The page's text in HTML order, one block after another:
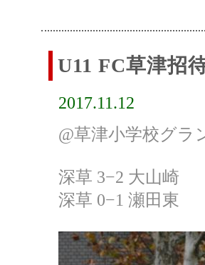
U11 FC草津招
2017.11.12
@草津小学校グラ
深草 3−2 大山崎
深草 0−1 瀬田東